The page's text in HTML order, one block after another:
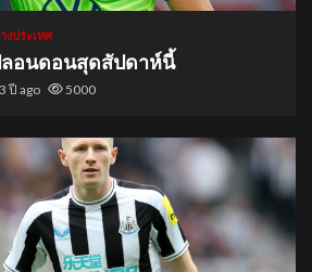
ประเทศ
ลอนดอนสุดสัปดาห์นี้
3 ปี ago 5000